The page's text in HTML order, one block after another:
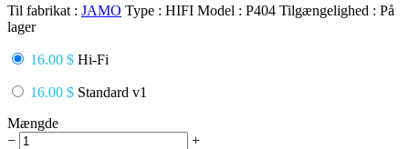
Til fabrikat : JAMO Type : HIFI Model : P404 Tilgængelighed : På
lager
16.00 $ Hi-Fi
16.00 $ Standard v1
Mængde
−
+